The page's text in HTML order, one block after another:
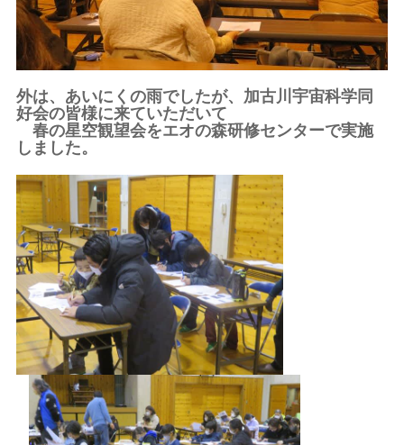
外は、あいにくの雨でしたが、加古川宇宙科学同
好会の皆様に来ていただいて
春の星空観望会をエオの森研修センターで実施
しました。